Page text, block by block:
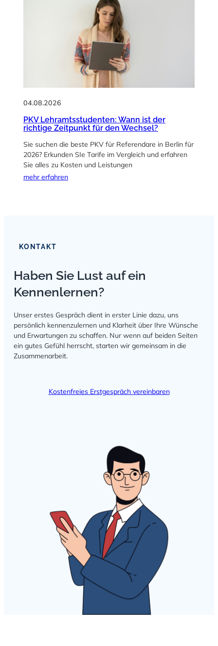
04.08.2026
PKV Lehramtsstudenten: Wann ist der
richtige Zeitpunkt für den Wechsel?
Sie suchen die beste PKV für Referendare in Berlin für
2026? Erkunden SIe Tarife im Vergleich und erfahren
Sie alles zu Kosten und Leistungen
mehr erfahren
KONTAKT
Haben Sie Lust auf ein
Kennenlernen?
Unser erstes Gespräch dient in erster Linie dazu, uns
persönlich kennenzulernen und Klarheit über Ihre Wünsche
und Erwartungen zu schaffen. Nur wenn auf beiden Seiten
ein gutes Gefühl herrscht, starten wir gemeinsam in die
Zusammenarbeit.
Kostenfreies Erstgespräch vereinbaren